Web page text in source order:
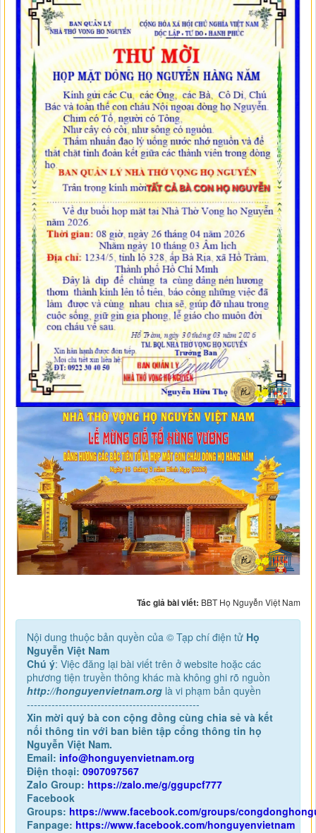
Tác giả bài viết: BBT Họ Nguyễn Việt Nam
Nội dung thuộc bản quyền của © Tạp chí điện tử Họ
Nguyễn Việt Nam
Chú ý: Việc đăng lại bài viết trên ở website hoặc các
phương tiện truyền thông khác mà không ghi rõ nguồn
http://honguyenvietnam.org là vi phạm bản quyền
-------------------------------------------------
Xin mời quý bà con cộng đồng cùng chia sẻ và kết
nối thông tin với ban biên tập cổng thông tin họ
Nguyễn Việt Nam.
Email: info@honguyenvietnam.org
Điện thoại: 0907097567
Zalo Group: https://zalo.me/g/ggupcf777
Facebook
Groups: https://www.facebook.com/groups/
Fanpage: https://www.facebook.com/honguyenvietnam